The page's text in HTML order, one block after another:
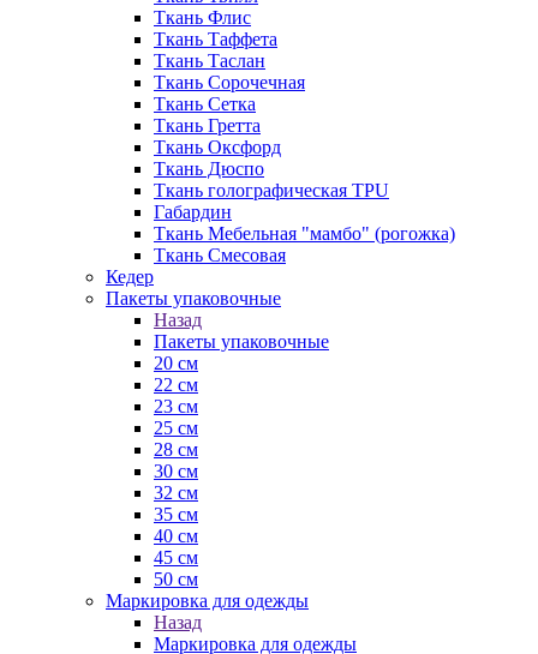
Ткань Флис
Ткань Таффета
Ткань Таслан
Ткань Сорочечная
Ткань Сетка
Ткань Гретта
Ткань Оксфорд
Ткань Дюспо
Ткань голографическая TPU
Габардин
Ткань Мебельная "мамбо" (рогожка)
Ткань Смесовая
Кедер
Пакеты упаковочные
Назад
Пакеты упаковочные
20 см
22 см
23 см
25 см
28 см
30 см
32 см
35 см
40 см
45 см
50 см
Маркировка для одежды
Назад
Маркировка для одежды